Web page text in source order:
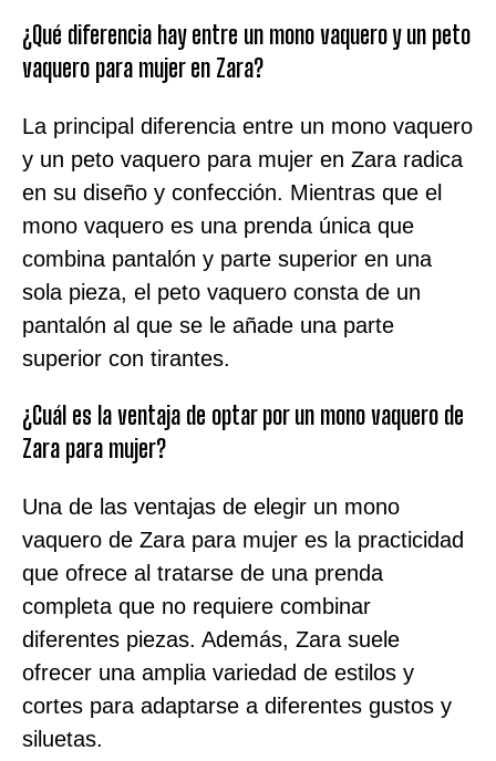
¿Qué diferencia hay entre un mono vaquero y un peto
vaquero para mujer en Zara?
La principal diferencia entre un mono vaquero
y un peto vaquero para mujer en Zara radica
en su diseño y confección. Mientras que el
mono vaquero es una prenda única que
combina pantalón y parte superior en una
sola pieza, el peto vaquero consta de un
pantalón al que se le añade una parte
superior con tirantes.
¿Cuál es la ventaja de optar por un mono vaquero de
Zara para mujer?
Una de las ventajas de elegir un mono
vaquero de Zara para mujer es la practicidad
que ofrece al tratarse de una prenda
completa que no requiere combinar
diferentes piezas. Además, Zara suele
ofrecer una amplia variedad de estilos y
cortes para adaptarse a diferentes gustos y
siluetas.